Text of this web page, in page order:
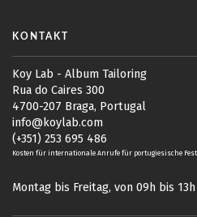
KONTAKT
Koy Lab - Album Tailoring
Rua do Caires 300
4700-207 Braga, Portugal
info@koylab.com
(+351) 253 695 486
Kosten für internationale Anrufe für portugiesische
Montag bis Freitag, von 09h bis